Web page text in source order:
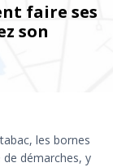
faire ses
son
les bornes
démarches, y